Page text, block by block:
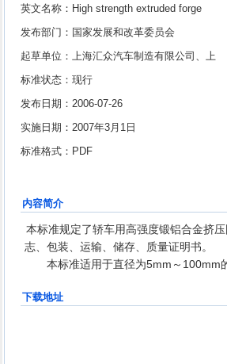
材
英文名称：High strength extruded forge
aluminium alloy round bar materials for
passenger cars
发布部门：国家发展和改革委员会
起草单位：上海汇众汽车制造有限公司、上
海大学
标准状态：现行
发布日期：2006-07-26
实施日期：2007年3月1日
标准格式：PDF
内容简介
本标准规定了轿车用高强度锻铝合金挤
志、包装、运输、储存、质量证明书。
本标准适用于直径为5mm～100mm
下载地址